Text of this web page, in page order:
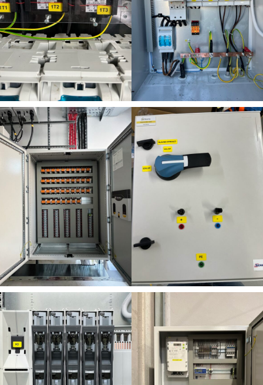
Fotovoltaika
Snaga, Maribor – SB-
DC
Zavarovalnica Sava,
Maribor – 73,8 kWp
Fotovoltaika
PETROL, Grosuplje –
356,6 kWp
dograditev